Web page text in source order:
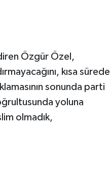
Özgür Özel,
kısa sürede
sonunda parti
yoluna
olmadık,